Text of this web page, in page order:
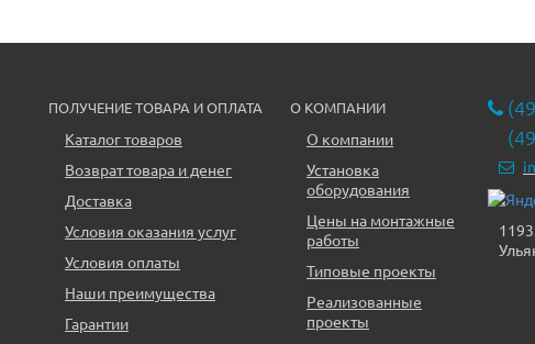
ПОЛУЧЕНИЕ ТОВАРА И ОПЛАТА
Каталог товаров
Возврат товара и денег
Доставка
Условия оказания услуг
Условия оплаты
Наши преимущества
Гарантии
О КОМПАНИИ
О компании
Установка
оборудования
Цены на монтажные
работы
Типовые проекты
Реализованные
проекты